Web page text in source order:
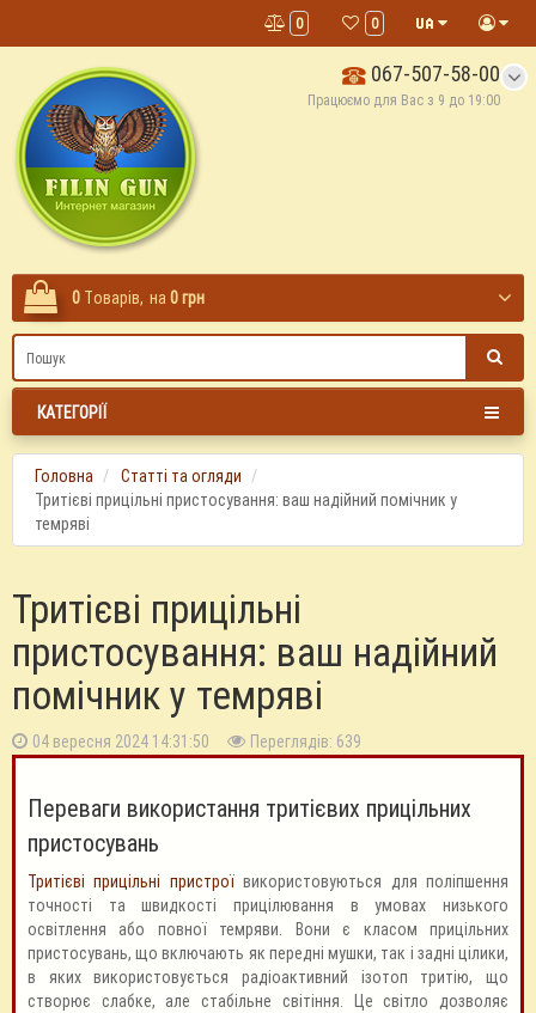
0
0
067-507-58-00
Працюємо для Вас з 9 до 19:00
0 Tоварів, на 0 грн
КАТЕГОРІЇ
Головна
Статті та огляди
Тритієві прицільні пристосування: ваш надійний помічник у
темряві
Тритієві прицільні
пристосування: ваш надійний
помічник у темряві
04 вересня 2024 14:31:50 Переглядів: 639
Переваги використання тритієвих прицільних
пристосувань
Тритієві прицільні пристроївикористовуються для поліпшення
точності та швидкості прицілювання в умовах низького
освітлення або повної темряви. Вони є класом прицільних
пристосувань, що включають як передні мушки, так і задні цілики,
в яких використовується радіоактивний ізотоп тритію, що
створює слабке, але стабільне світіння. Це світло дозволяє